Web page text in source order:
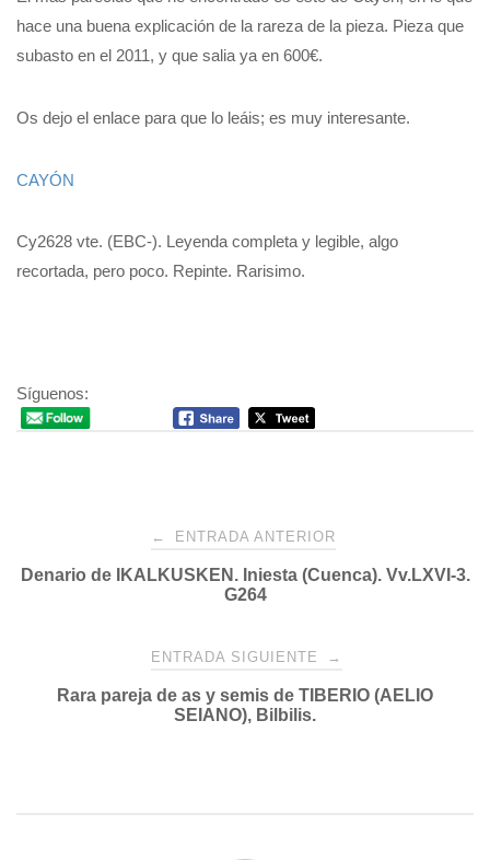
hace una buena explicación de la rareza de la pieza. Pieza que
subasto en el 2011, y que salia ya en 600€.
Os dejo el enlace para que lo leáis; es muy interesante.
CAYÓN
Cy2628 vte. (EBC-). Leyenda completa y legible, algo
recortada, pero poco. Repinte. Rarisimo.
Síguenos:
Navegación
de
← ENTRADA ANTERIOR
Denario de IKALKUSKEN. Iniesta (Cuenca). Vv.LXVI-3.
G264
ENTRADA SIGUIENTE →
Rara pareja de as y semis de TIBERIO (AELIO
SEIANO), Bilbilis.